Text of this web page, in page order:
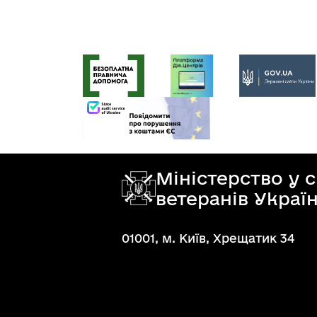
Міністерство у
ветеранів
01001, м. Київ, Хрещатик 34